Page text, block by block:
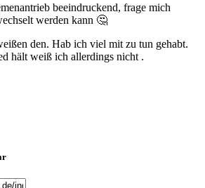
beeindruckend, frage mich
werden kann 🤔
den. Hab ich viel mit zu tun gehabt.
hält weiß ich allerdings nicht .